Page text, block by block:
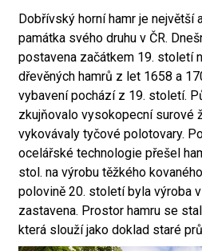
Dobřívský horní hamr je největší
památka svého druhu v ČR.
postavena začátkem 19. století
dřevěných hamrů z let 1658 a
vybavení pochází z 19. století.
zkujňovalo vysokopecní surové
vykovávaly tyčové polotovary.
ocelářské technologie přešel
stol. na výrobu těžkého
polovině 20. století byla výroba
zastavena. Prostor hamru se
která slouží jako doklad staré